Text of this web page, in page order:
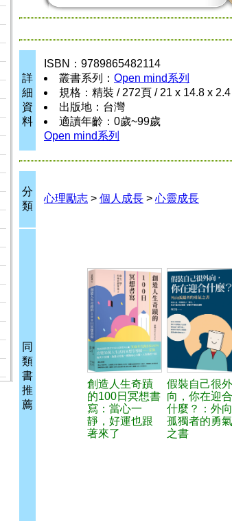
詳
細
資
料
ISBN：9789865482114
叢書系列： Open mind系列
規格：精裝 / 272頁 / 21 x 14.8 x
出版地：台灣
適讀年齡：0歲~99歲
Open mind系列
分
類
心理勵志 > 個人成長 > 心靈成長
同
類
書
推
薦
創造人生奇蹟
的100日冥想書
寫：當心一
靜，好運也跟
著來了
假裝自己很外
向，你在迎合
什麼？：外向
孤獨者的勇氣
之書